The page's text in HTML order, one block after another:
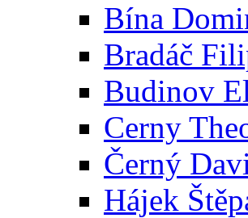
Bína
Bradáč
Budinov
Cerny
Černý
Hájek